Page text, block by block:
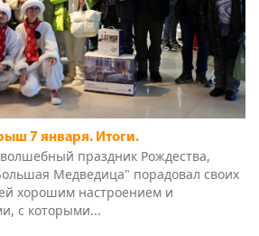
7 января. Итоги.
праздник Рождества,
Медведица" порадовал своих
хорошим настроением и
с которыми...
бренды